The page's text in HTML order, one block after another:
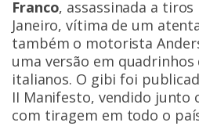
Franco, assassinada a
Janeiro, vítima de um
também o motorista
uma versão em
italianos. O gibi foi
II Manifesto, vendido junto
com tiragem em todo o